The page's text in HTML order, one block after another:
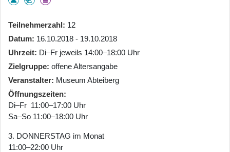
Teilnehmerzahl
12
Datum 16.10.2018 - 19.10.2018
Uhrzeit Di–Fr jeweils 14:00–18:00 Uhr
Zielgruppe offene Altersangabe
Veranstalter Museum Abteiberg
Öffnungszeiten
Di–Fr 11:00–17:00 Uhr
Sa–So 11:00–18:00 Uhr
3. DONNERSTAG im Monat
11:00–22:00 Uhr